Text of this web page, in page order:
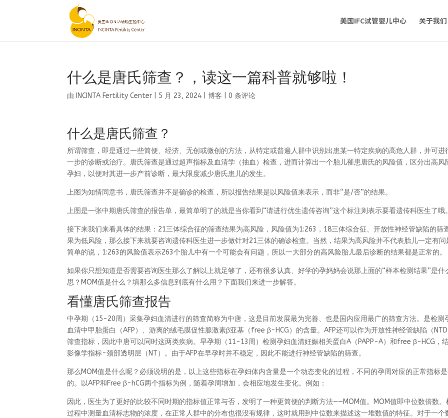
美国IFC试管婴儿中心 关于我们
什么是唐氏筛查？，读这一篇科普就够啦！
由 INCINTA Fertility Center 5 月 23, 2024 |博客 |0 条评论
什么是唐氏筛查？
所谓筛查，即是通过一些简便、经济、无创或微创的方法，从特定或普遍人群中识别出患某一特定疾病的高危人群，并可进
一步的诊断或治疗。唐氏筛查是通过超声指标及血清学（抽血）检查，进而计算出一个胎儿罹患唐氏的风险值，区分出高风
孕妇，以便对其进一步产前诊断，最大限度减少唐氏患儿的发生。
上图为知情同意书，唐氏筛查并不是确诊的检查，所以报告结果是以风险值来表示，而非“是/否”的结果。
上图是一张中期唐氏筛查的报告单，最简单明了的就是当你看到“请进行优生遗传咨询”这个标注则表示要看遗传科医生了哦
接下来我们来看具体的结果：21三体综合征的筛查结果为高风险，风险值为1:263，18三体综合征、开放性神经管缺陷的筛
果为低风险，那么接下来就要咨询遗传科医生进一步做针对21三体的确诊检查。当然，结果为高风险并不代表胎儿一定有问
简单的说，1:263的风险值表示263个胎儿中有一个可能会有问题，所以一大部分的高风险胎儿最后诊断的结果都是正常的。
如果你只想知道是否需要咨询医生那么了解以上就足够了，还有很多认真、好学的孕妈妈会说那上面的“样本检测结果”是什
思？MOM值是什么？填那么多信息到底有什么用？下面我们来进一步解答。
看懂唐氏筛查报告
中孕期（15-20周）采集孕妇血清进行的筛查简称为中唐，这是目前发展最为完善、也是国内应用最广的筛查方法。是检测
血清中甲胎蛋白（AFP）、游离的绒毛膜促性腺激素β亚基（free β-HCG）的含量。AFP还可以作为开放性神经管缺陷（
筛查指标，因此中唐可以同时这两类疾病。早孕期（11-13周）检测孕妇血清妊娠相关蛋白A（PAPP-A）和free β-HCG，
影像学指标-颈部透明层（NT）。由于AFP在早孕时并不稳定，因此不能进行神经管缺陷的筛查。
那么MOM值是什么呢？必须说明的是，以上这些指标在孕妇体内含量是一个动态变化的过程，不同的孕周对应的正常指标
的。以AFP和Free β-hCG两个指标为例，随着孕周增加，会相应地发生变化。例如：
因此，医生为了更好的比较不同时期的指标值正常与否，发明了一种更简便的判断方法——MOM值。MOM值即中位数倍数。
过程中测量血清标志物的浓度，在正常人群中的分布也很没有规律，这时就用到中位数来描述这一堆数值的特征。对于一个